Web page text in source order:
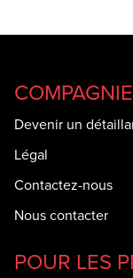
COMPAGNIE
Devenir un
Légal
Contactez-nous
Nous contacter
POUR LES